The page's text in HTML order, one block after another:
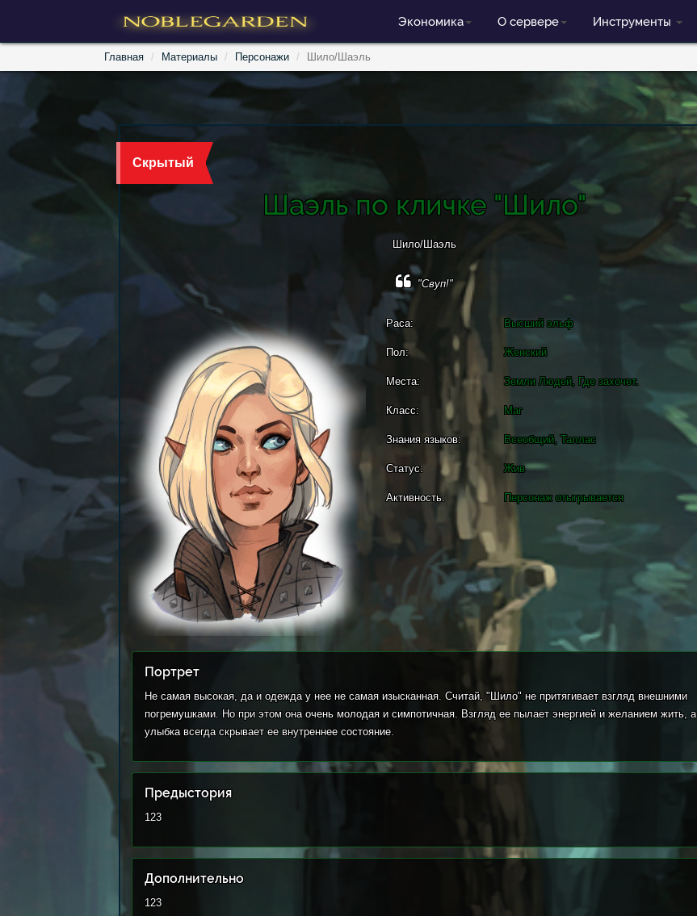
Экономика О сервере Инструменты
Главная Материалы Персонажи Шило/Шаэль
Скрытый
Шаэль по кличке "Шило"
Шило/Шаэль
"Свуп!"
Раса: Высший эльф
Пол: Женский
Места: Земли Людей, Где захочет.
Класс: Маг
Знания языков: Всеобщий, Таллас
Статус: Жив
Активность: Персонаж отыгрывается
Портрет
Не самая высокая, да и одежда у нее не самая изысканная. Считай, "Шило" не притягивает взгляд внешними
погремушками. Но при этом она очень молодая и симпотичная. Взгляд ее пылает энергией и желанием жить, а
улыбка всегда скрывает ее внутреннее состояние.
Предыстория
123
Дополнительно
123